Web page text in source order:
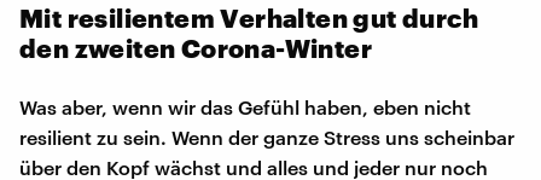
Mit resilientem Verhalten gut durch
den zweiten Corona-Winter
Was aber, wenn wir das Gefühl haben, eben nicht
resilient zu sein. Wenn der ganze Stress uns scheinbar
über den Kopf wächst und alles und jeder nur noch